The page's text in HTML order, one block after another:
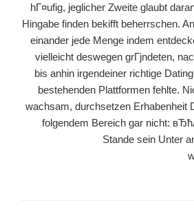
hГ¤ufig, jeglicher Zweite glaubt
Hingabe finden bekifft beherrschen.
einander jede Menge indem
vielleicht deswegen grГјndeten,
bis anhin irgendeiner richtige
bestehenden Plattformen fehlte.
wachsam, durchsetzen Erhabenheit
folgendem Bereich gar nicht:
Stande sein Unter